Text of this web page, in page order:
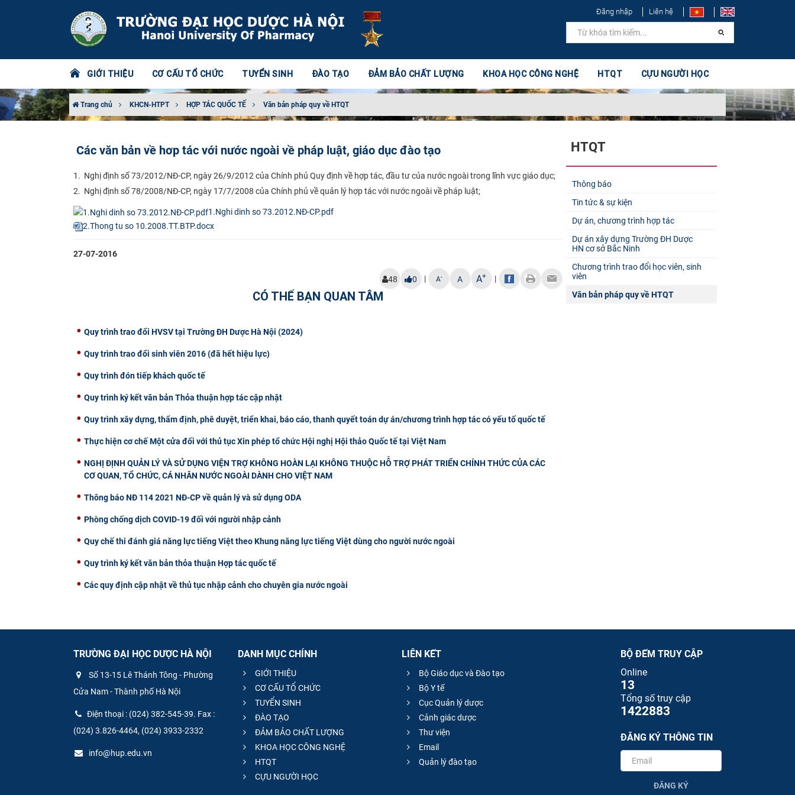
Đăng nhập Liên hệ
GIỚI THIỆU CƠ CẤU TỔ CHỨC TUYỂN SINH ĐÀO TẠO ĐẢM BẢO CHẤT LƯỢNG KHOA HỌC CÔNG NGHỆ HTQT CỰU NGƯỜI HỌC
Trang chủ KHCN-HTPT HỢP TÁC QUỐC TẾ Văn bản pháp quy về HTQT
Các văn bản về hơp tác với nước ngoài về pháp luật, giáo dục đào tạo
1. Nghị định số 73/2012/NĐ-CP, ngày 26/9/2012 của Chính phủ Quy định về hợp tác, đầu tư của nước ngoài trong lĩnh vực giáo dục;
2. Nghị định số 78/2008/NĐ-CP, ngày 17/7/2008 của Chính phủ về quản lý hợp tác với nước ngoài về pháp luật;
1.Nghi dinh so 73.2012.NĐ-CP.pdf
2.Thong tu so 10.2008.TT.BTP.docx
27-07-2016
48 0 | A- A A+ |
CÓ THỂ BẠN QUAN TÂM
Quy trình trao đổi HVSV tại Trường ĐH Dược Hà Nội (2024)
Quy trình trao đổi sinh viên 2016 (đã hết hiệu lực)
Quy trình đón tiếp khách quốc tế
Quy trình ký kết văn bản Thỏa thuận hợp tác cập nhật
Quy trình xây dựng, thẩm định, phê duyệt, triển khai, báo cáo, thanh quyết toán dự án/chương trình hợp tác có yếu tố quốc tế
Thực hiện cơ chế Một cửa đối với thủ tục Xin phép tổ chức Hội nghị Hội thảo Quốc tế tại Việt Nam
NGHỊ ĐỊNH QUẢN LÝ VÀ SỬ DỤNG VIỆN TRỢ KHÔNG HOÀN LẠI KHÔNG THUỘC HỖ TRỢ PHÁT TRIỂN CHÍNH THỨC CỦA CÁC
CƠ QUAN, TỔ CHỨC, CÁ NHÂN NƯỚC NGOÀI DÀNH CHO VIỆT NAM
Thông báo NĐ 114 2021 NĐ-CP về quản lý và sử dụng ODA
Phòng chống dịch COVID-19 đối với người nhập cảnh
Quy chế thi đánh giá năng lực tiếng Việt theo Khung năng lực tiếng Việt dùng cho người nước ngoài
Quy trình ký kết văn bản thỏa thuận Hợp tác quốc tế
Các quy định cập nhật về thủ tục nhập cảnh cho chuyên gia nước ngoài
HTQT
Thông báo
Tin tức & sự kiện
Dự án, chương trình hợp tác
Dự án xây dựng Trường ĐH Dược
HN cơ sở Bắc Ninh
Chương trình trao đổi học viên, sinh
viên
Văn bản pháp quy về HTQT
TRƯỜNG ĐẠI HỌC DƯỢC HÀ NỘI
Số 13-15 Lê Thánh Tông - Phường
Cửa Nam - Thành phố Hà Nội
Điện thoại : (024) 382-545-39. Fax :
(024) 3.826-4464, (024) 3933-2332
info@hup.edu.vn
DANH MỤC CHÍNH
GIỚI THIỆU
CƠ CẤU TỔ CHỨC
TUYỂN SINH
ĐÀO TẠO
ĐẢM BẢO CHẤT LƯỢNG
KHOA HỌC CÔNG NGHỆ
HTQT
CỰU NGƯỜI HỌC
LIÊN KẾT
Bộ Giáo dục và Đào tạo
Bộ Y tế
Cục Quản lý dược
Cảnh giác dược
Thư viện
Email
Quản lý đào tạo
BỘ ĐẾM TRUY CẬP
Online
13
Tổng số truy cập
1422883
ĐĂNG KÝ THÔNG TIN
ĐĂNG KÝ